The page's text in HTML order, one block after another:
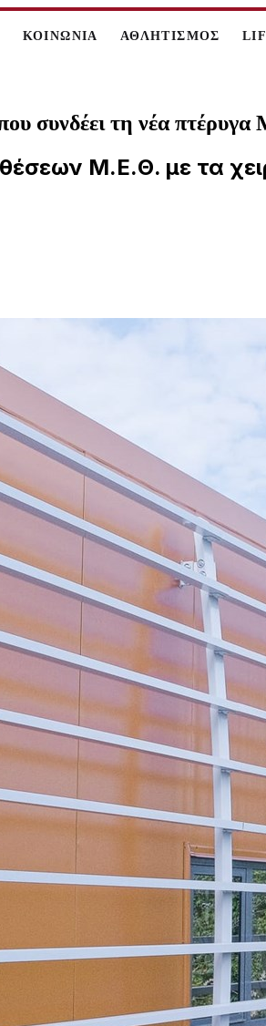
ΚΟΙΝΩΝΙΑ ΑΘΛΗΤΙΣΜΟΣ
συνδέει τη νέα
Μ.Ε.Θ. με τα